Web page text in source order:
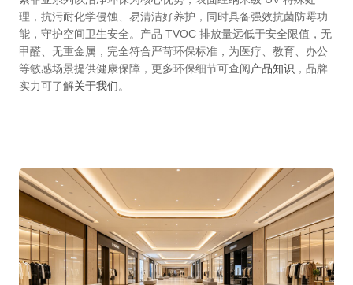
理，抗污耐化学侵蚀、易清洁好养护，同时具备强效抗菌防霉功
能，守护空间卫生安全。产品 TVOC 排放量远低于安全限值，无
甲醛、无重金属，完全符合严苛环保标准，为医疗、教育、办公
等敏感场景提供健康保障，更多环保细节可查阅产品知识 ，品牌
实力可了解关于我们。